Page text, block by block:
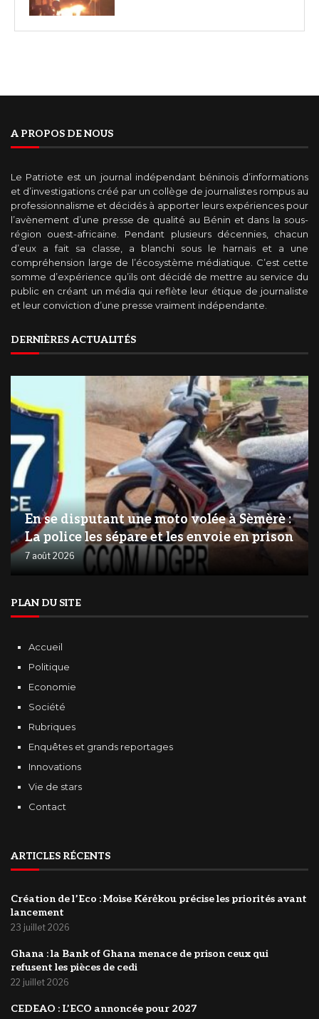
A PROPOS DE NOUS
Le Patriote est un journal indépendant béninois d’informations
et d’investigations créé par un collège de journalistes rompus au
professionnalisme et décidés à apporter leurs expériences pour
l’avènement d’une presse de qualité au Bénin et dans la sous-
région ouest-africaine. Pendant plusieurs décennies, chacun
d’eux a fait sa classe, a blanchi sous le harnais et a une
compréhension large de l’écosystème médiatique. C’est cette
somme d’expérience qu’ils ont décidé de mettre au service du
public en créant un média qui reflète leur étique de journaliste
et leur conviction d’une presse vraiment indépendante.
DERNIÈRES ACTUALITÉS
En se disputant une moto volée à Sèmèrè :
La police les sépare et les envoie en prison
7 août 2026
PLAN DU SITE
Accueil
Politique
Economie
Société
Rubriques
Enquêtes et grands reportages
Innovations
Vie de stars
Contact
ARTICLES RÉCENTS
Création de l’Eco : Moìse Kérėkou précise les priorités avant
lancement
23 juillet 2026
‎Ghana : la Bank of Ghana menace de prison ceux qui
refusent les pièces de cedi
22 juillet 2026
‎CEDEAO : L’ECO annoncée pour 2027